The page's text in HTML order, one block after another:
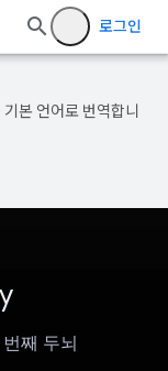
로그인
본 언어로 번역합니
째 두뇌